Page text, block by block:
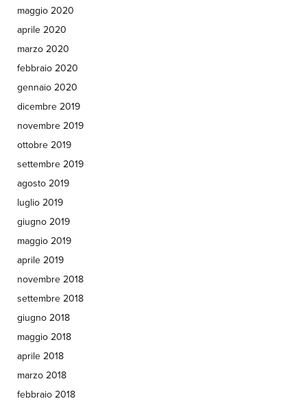
maggio 2020
aprile 2020
marzo 2020
febbraio 2020
gennaio 2020
dicembre 2019
novembre 2019
ottobre 2019
settembre 2019
agosto 2019
luglio 2019
giugno 2019
maggio 2019
aprile 2019
novembre 2018
settembre 2018
giugno 2018
maggio 2018
aprile 2018
marzo 2018
febbraio 2018